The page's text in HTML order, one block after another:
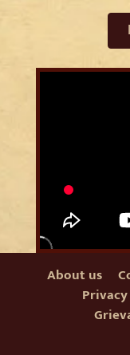
About us